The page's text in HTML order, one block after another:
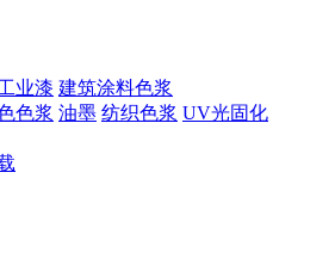
业漆 建筑涂料色浆
色浆 油墨 纺织色浆 UV光固化